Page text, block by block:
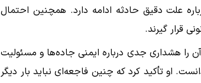
علت دقیق حادثه ادامه دارد. همچنین احتمال
قرار گیرند.
آن را هشداری جدی درباره ایمنی جاده‌ها و مسئولیت
او تأکید کرد که چنین فاجعه‌ای نباید بار دیگر